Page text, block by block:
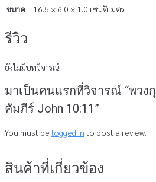
ขนาด
16.5 × 6.0 × 1.0 เซนติเมตร
รีวิว
ยังไม่มีบทวิจารณ์
มาเป็นคนแรกที่วิจารณ์ “พวง
คัมภีร์ John 10:11”
You must be logged into post a review.
สินค้าที่เกี่ยวข้อง